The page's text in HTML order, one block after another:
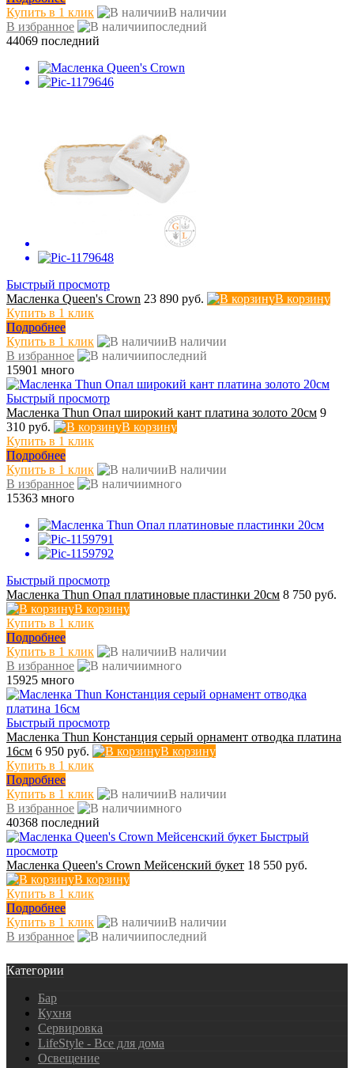
Купить в 1 клик
В наличии
В избранное
последний
44069 последний
Быстрый просмотр
Масленка Queen's Crown 23 890 руб.
В корзину
Купить в 1 клик
Подробнее
Купить в 1 клик
В наличии
В избранное
последний
15901 много
Быстрый просмотр
Масленка Thun Опал широкий кант платина золото 20см 9
310 руб.
В корзину
Купить в 1 клик
Подробнее
Купить в 1 клик
В наличии
В избранное
много
15363 много
Быстрый просмотр
Масленка Thun Опал платиновые пластинки 20см 8 750 руб.
В корзину
Купить в 1 клик
Подробнее
Купить в 1 клик
В наличии
В избранное
много
15925 много
Быстрый просмотр
Масленка Thun Констанция серый орнамент отводка платина
16см 6 950 руб.
В корзину
Купить в 1 клик
Подробнее
Купить в 1 клик
В наличии
В избранное
много
40368 последний
Быстрый
просмотр
Масленка Queen's Crown Мейсенский букет 18 550 руб.
В корзину
Купить в 1 клик
Подробнее
Купить в 1 клик
В наличии
В избранное
последний
Категории
Бар
Кухня
Сервировка
LifeStyle - Все для дома
Освещение